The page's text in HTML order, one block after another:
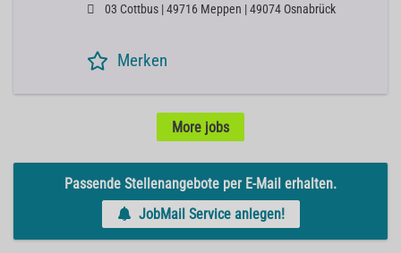
03 Cottbus | 49716 Meppen | 49074 Osnabrück
Merken
More jobs
Passende Stellenangebote per E-Mail erhalten.
JobMail Service anlegen!